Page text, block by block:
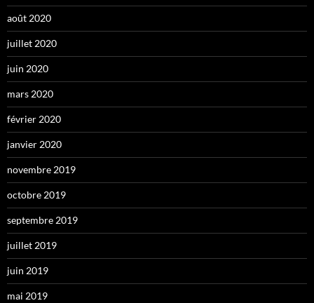
août 2020
juillet 2020
juin 2020
mars 2020
février 2020
janvier 2020
novembre 2019
octobre 2019
septembre 2019
juillet 2019
juin 2019
mai 2019